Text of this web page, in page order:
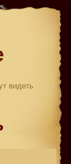
видеть